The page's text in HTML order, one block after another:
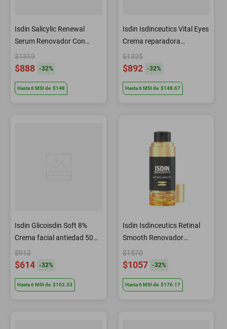
Isdin Salicylic Renewal
Serum Renovador Con
ácido Salicílico 30 ml
$1319
$888 -32%
Hasta6MSIde $148
Isdin Isdinceutics Vital Eyes
Crema reparadora
antiarrugas 15 gr
$1325
$892 -32%
Hasta6MSIde $148.67
Isdin Glicoisdin Soft 8%
Crema facial antiedad 50
ml
$912
$614 -32%
Hasta6MSIde $102.33
Isdin Isdinceutics Retinal
Smooth Renovador
Antiedad 50 ml
$1570
$1057 -32%
Hasta6MSIde $176.17